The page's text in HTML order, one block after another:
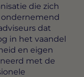
die zich
dat
in het vaandel
en eigen
met de